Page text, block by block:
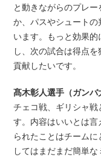
と動きながらのプレ
か、パスやシュート
います。もっと効果
し、次の試合は得点
貢献したいです。
髙木彰人選手（ガンバ
チェコ戦、ギリシャ
す。内容はいいとは
られたことはチーム
してはまだまだ簡単